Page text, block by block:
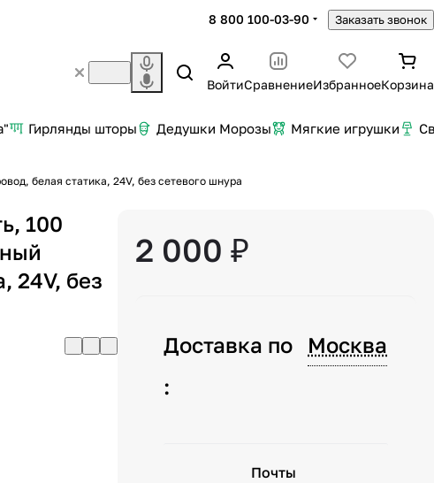
8 800 100-03-90 Заказать звонок
ВойтиСравнениеИзбранноеКорзина
Гирлянды шторы Дедушки Морозы Мягкие игрушки
белая статика, 24V, без сетевого шнура
100
24V, без
2 000 ₽
Доставка по
Москва
:
Почты